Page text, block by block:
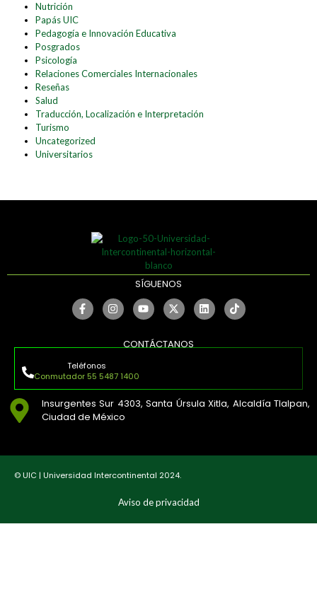
Nutrición
Papás UIC
Pedagogía e Innovación Educativa
Posgrados
Psicología
Relaciones Comerciales Internacionales
Reseñas
Salud
Traducción, Localización e Interpretación
Turismo
Uncategorized
Universitarios
SÍGUENOS
CONTÁCTANOS
Teléfonos
Conmutador 55 5487 1400
Insurgentes Sur 4303, Santa Úrsula Xitla, Alcaldía Tlalpan,
Ciudad de México
© UIC | Universidad Intercontinental 2024.
Aviso de privacidad